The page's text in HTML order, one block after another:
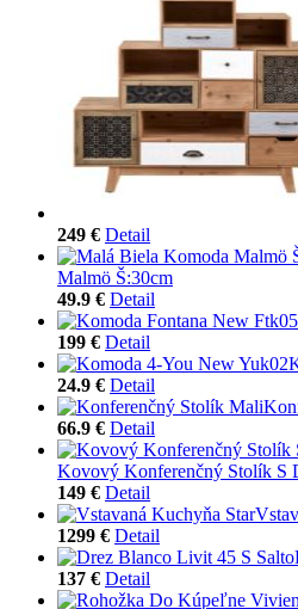
249 € Detail
Malmö Š:30cm
49.9 € Detail
199 € Detail
24.9 € Detail
66.9 € Detail
Kovový Konferenčný Stolík S
149 € Detail
1299 € Detail
137 € Detail